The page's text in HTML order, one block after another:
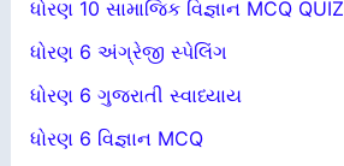
ધોરણ 10 સામાજિક વિજ્ઞાન MCQ QUIZ
ધોરણ 6 અંગ્રેજી સ્પેલિંગ
ધોરણ 6 ગુજરાતી સ્વાધ્યાય
ધોરણ 6 વિજ્ઞાન MCQ